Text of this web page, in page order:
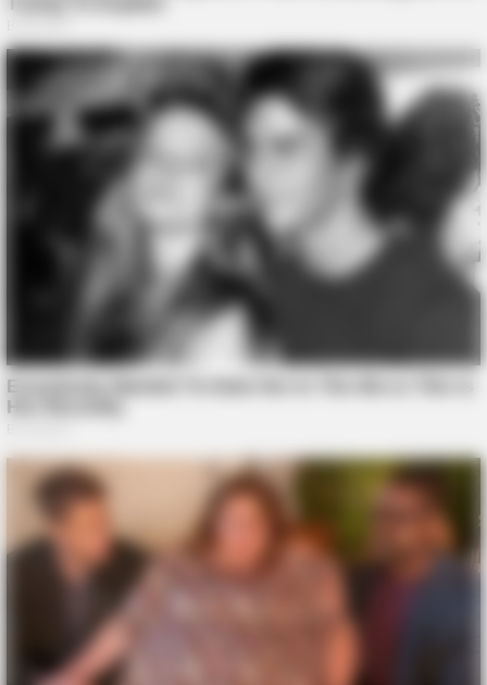
We’ve Never Seen Dolly Parton's Hand, And For Good Reason
BUZZ DAY
What Happens If You Eat Eggs Daily? You'll Be Surprised
BUZZDAY
Remember Chaz Bono? You Better Sit Down Before You See
Him Now